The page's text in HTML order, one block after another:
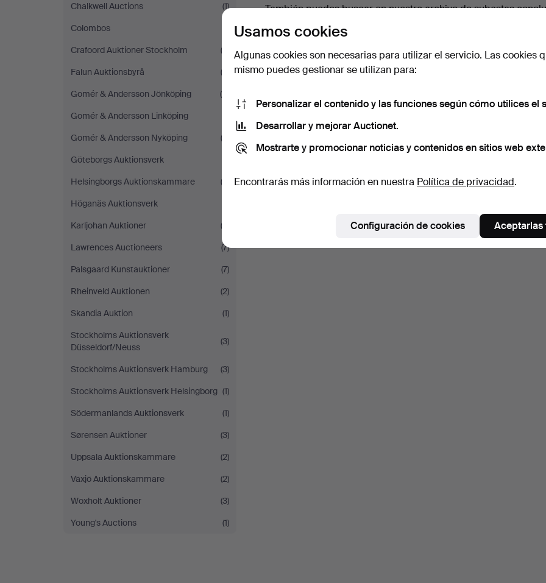
Chalkwell Auctions
(1)
Colombos
Crafoord Auktioner Stockholm
(2)
Falun Auktionsbyrå
(2)
Gomér & Andersson Jönköping
(4)
Gomér & Andersson Linköping
Gomér & Andersson Nyköping
(2)
Göteborgs Auktionsverk
Helsingborgs Auktionskammare
(3)
Höganäs Auktionsverk
Karljohan Auktioner
(2)
Lawrences Auctioneers
(7)
Palsgaard Kunstauktioner
(7)
Rheinveld Auktionen
(2)
Skandia Auktion
(1)
Stockholms Auktionsverk
Düsseldorf/Neuss
(3)
Stockholms Auktionsverk Hamburg
(3)
Stockholms Auktionsverk Helsingborg (1)
Södermanlands Auktionsverk
(1)
Sørensen Auktioner
(3)
Uppsala Auktionskammare
(2)
Växjö Auktionskammare
(2)
Woxholt Auktioner
(3)
Young's Auctions
(1)
También puedes buscar ennuestro archivo de subastas
Usamos cookies
Algunas cookies son necesarias para utilizar el servicio. Las cookies
mismo puedes gestionar se utilizan para:
Personalizar el contenido y las funciones según cómo utilices el
Desarrollar y mejorar Auctionet.
Mostrarte y promocionar noticias y contenidos en sitios web
Encontrarás más información en nuestra Política de privacidad.
Configuración de cookies Aceptarlas